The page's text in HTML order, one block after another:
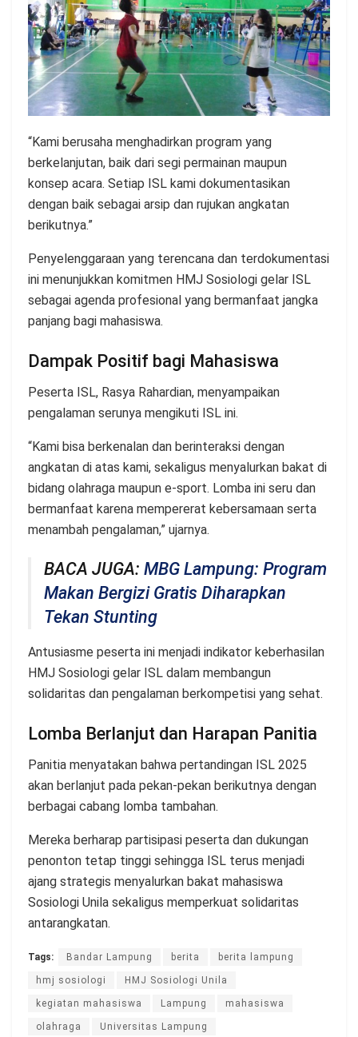
“Kami berusaha menghadirkan program yang
berkelanjutan, baik dari segi permainan maupun
konsep acara. Setiap ISL kami dokumentasikan
dengan baik sebagai arsip dan rujukan angkatan
berikutnya.”
Penyelenggaraan yang terencana dan terdokumentasi
ini menunjukkan komitmen HMJ Sosiologi gelar ISL
sebagai agenda profesional yang bermanfaat jangka
panjang bagi mahasiswa.
Dampak Positif bagi Mahasiswa
Peserta ISL, Rasya Rahardian, menyampaikan
pengalaman serunya mengikuti ISL ini.
“Kami bisa berkenalan dan berinteraksi dengan
angkatan di atas kami, sekaligus menyalurkan bakat di
bidang olahraga maupun e-sport. Lomba ini seru dan
bermanfaat karena mempererat kebersamaan serta
menambah pengalaman,” ujarnya.
BACA JUGA: MBG Lampung: Program
Makan Bergizi Gratis Diharapkan
Tekan Stunting
Antusiasme peserta ini menjadi indikator keberhasilan
HMJ Sosiologi gelar ISL dalam membangun
solidaritas dan pengalaman berkompetisi yang sehat.
Lomba Berlanjut dan Harapan Panitia
Panitia menyatakan bahwa pertandingan ISL 2025
akan berlanjut pada pekan-pekan berikutnya dengan
berbagai cabang lomba tambahan.
Mereka berharap partisipasi peserta dan dukungan
penonton tetap tinggi sehingga ISL terus menjadi
ajang strategis menyalurkan bakat mahasiswa
Sosiologi Unila sekaligus memperkuat solidaritas
antarangkatan.
Tags: Bandar Lampung berita berita lampung
hmj sosiologi HMJ Sosiologi Unila
kegiatan mahasiswa Lampung mahasiswa
olahraga Universitas Lampung